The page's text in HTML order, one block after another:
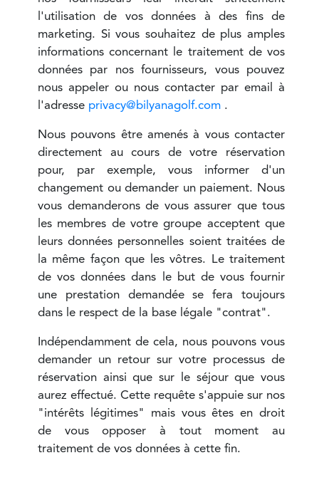
l'utilisation de vos données à des fins de
marketing. Si vous souhaitez de plus amples
informations concernant le traitement de vos
données par nos fournisseurs, vous pouvez
nous appeler ou nous contacter par email à
l'adresse privacy@bilyanagolf.com .
Nous pouvons être amenés à vous contacter
directement au cours de votre réservation
pour, par exemple, vous informer d'un
changement ou demander un paiement. Nous
vous demanderons de vous assurer que tous
les membres de votre groupe acceptent que
leurs données personnelles soient traitées de
la même façon que les vôtres. Le traitement
de vos données dans le but de vous fournir
une prestation demandée se fera toujours
dans le respect de la base légale "contrat".
Indépendamment de cela, nous pouvons vous
demander un retour sur votre processus de
réservation ainsi que sur le séjour que vous
aurez effectué. Cette requête s'appuie sur nos
"intérêts légitimes" mais vous êtes en droit
de vous opposer à tout moment au
traitement de vos données à cette fin.